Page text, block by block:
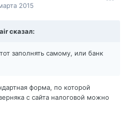
2015
сказал:
заполнять самому, или банк
форма, по которой
с сайта налоговой можно